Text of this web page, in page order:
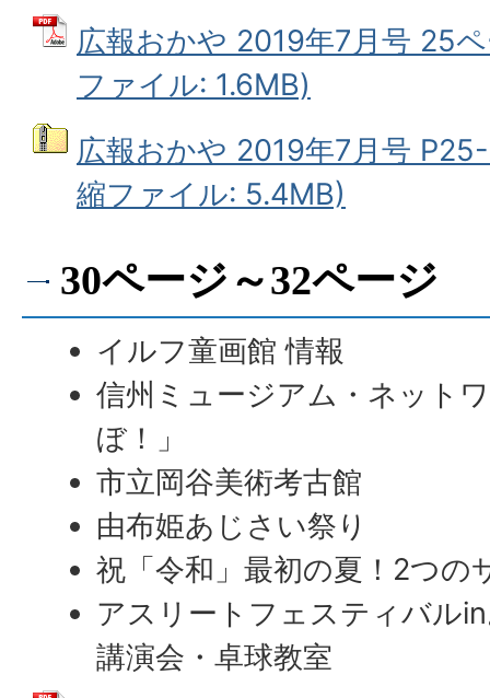
広報おかや 2019年7月号 25
ファイル: 1.6MB)
広報おかや 2019年7月号
縮ファイル: 5.4MB)
30ページ～32ページ
イルフ童画館 情報
信州ミュージアム・ネット
ぼ！」
市立岡谷美術考古館
由布姫あじさい祭り
祝「令和」最初の夏！2つの
アスリートフェスティバルin
講演会・卓球教室